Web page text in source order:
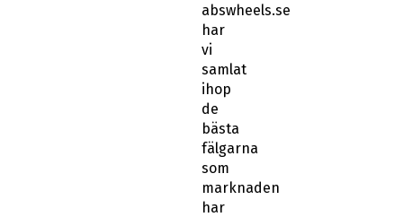
abswheels.se
har
vi
samlat
ihop
de
bästa
fälgarna
som
marknaden
har